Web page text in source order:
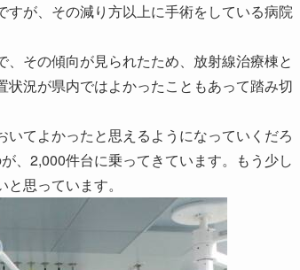
が、その減り方以上に手術をしている病院
その傾向が見られたため、放射線治療棟と
況が県内ではよかったこともあって踏み切
てよかったと思えるようになっていくだろ
、2,000件台に乗ってきています。もう少し
思っています。